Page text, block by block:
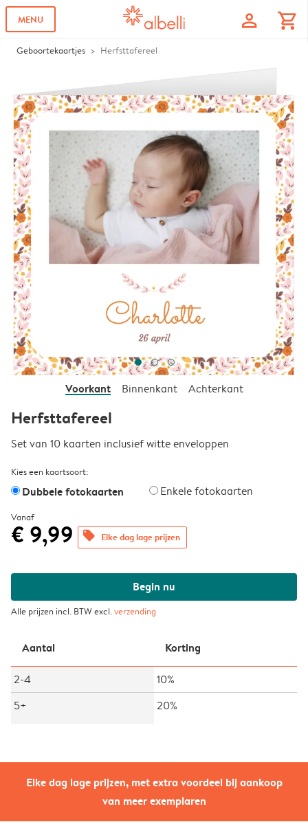
MENU profile shopping_cart
Geboortekaartjes Herfsttafereel
Elke dag lage prijzen, met extra voordeel bij aankoop
van meer exemplaren
Voorkant Binnenkant Achterkant
Herfsttafereel
Set van 10 kaarten inclusief witte enveloppen
Kies een kaartsoort:
Dubbele fotokaarten Enkele fotokaarten
Vanaf
€ 9,99 offers Elke dag lage prijzen
Begin nu
Alle prijzen incl. BTW excl.verzending
Aantal Korting
2-4
10%
5+
20%